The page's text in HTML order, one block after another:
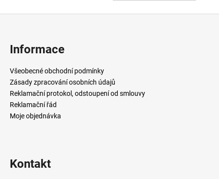
Informace
Všeobecné obchodní podmínky
Zásady zpracování osobních údajů
Reklamační protokol, odstoupení od smlouvy
Reklamační řád
Moje objednávka
Kontakt